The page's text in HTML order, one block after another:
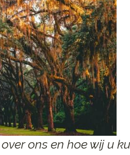
ons en hoe wij u